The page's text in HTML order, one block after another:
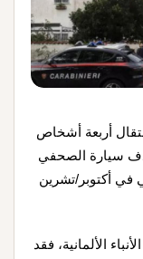
أربعة أشخاص
سيارة الصحفي
في أكتوبر/تشرين
الألمانية، فقد